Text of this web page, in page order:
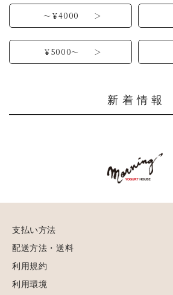
～￥4000 ＞
￥5000～ ＞
新 着 情 報
支払い方法
配送方法・送料
利用規約
利用環境